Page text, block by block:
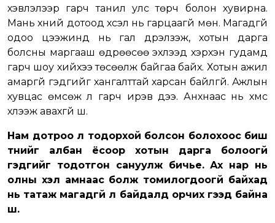
хэвлэлээр гарч танил улс төрч болон хувирна.
Мань хүний дотоод хүсэл нь гарцаагүй мөн. Магадгүй
одоо цээжинд нь гал дүрэлзэж, хотын дарга
болсны маргааш өдрөөсөө эхлээд хэрхэн гудамд
гарч шоу хийхээ төсөөлж байгаа байх. Хотын ажил
амаргүй гэдгийг хангалттай харсан байлгүй. Ажлын
хувцас өмсөж л гарч ирэв дээ. Анхнаас нь хүмүүс
хүлээж авахгүй шүү.
Нам дотроо л тодорхой болсон болохоос биш
түүнийг албан ёсоор хотын дарга болоогүй
гэдгийг тодотгон сануулж бичье. Ах нар нь
олны хэл амнаас болж томилогдоогүй байхад
нь татаж магадгүй л байдалд орчих гээд байна
шүү.